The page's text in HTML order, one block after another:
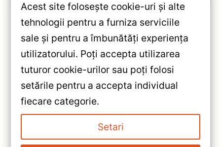
«Navigație Auto MOSS M2
pentru Volkswagen Passat CC
2008-2016 – Android 10,
4+64GB, Ecran 10″ IPS,
Procesor Octa-core și
Conectivitate 4G
Navigație Auto MOSS M2
pentru Volkswagen Passat B7
2010-2015 – Android 10,
Acest site folosește cookie-uri și alte
tehnologii pentru a furniza serviciile
sale și pentru a îmbunătăți experiența
utilizatorului. Poți accepta utilizarea
tuturor cookie-urilor sau poți folosi
setările pentru a accepta individual
fiecare categorie.
Setari